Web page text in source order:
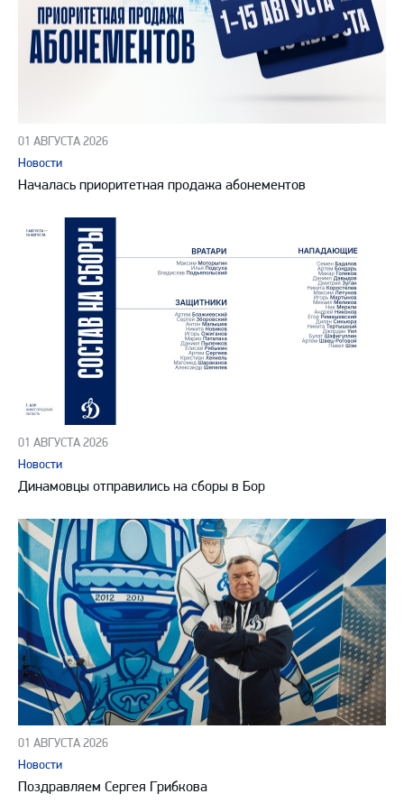
01 АВГУСТА 2026
Новости
Началась приоритетная продажа абонементов
01 АВГУСТА 2026
Новости
Динамовцы отправились на сборы в Бор
01 АВГУСТА 2026
Новости
Поздравляем Сергея Грибкова